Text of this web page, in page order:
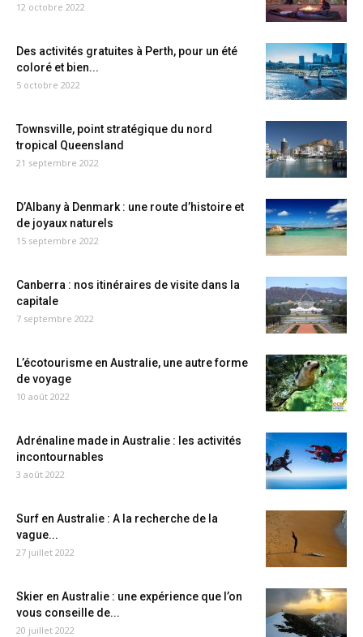
12 octobre 2022
Des activités gratuites à Perth, pour un été
coloré et bien...
5 octobre 2022
Townsville, point stratégique du nord
tropical Queensland
21 septembre 2022
D’Albany à Denmark : une route d’histoire et
de joyaux naturels
15 septembre 2022
Canberra : nos itinéraires de visite dans la
capitale
7 septembre 2022
L’écotourisme en Australie, une autre forme
de voyage
10 août 2022
Adrénaline made in Australie : les activités
incontournables
3 août 2022
Surf en Australie : A la recherche de la
vague...
27 juillet 2022
Skier en Australie : une expérience que l’on
vous conseille de...
20 juillet 2022